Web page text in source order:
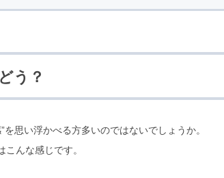
う？
思い浮かべる方多いのではないでしょうか。
んな感じです。